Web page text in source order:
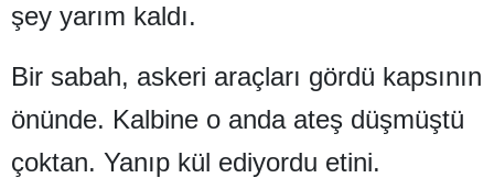
Muş
Nevşehir
Niğde
şey yarım kaldı.
Bir sabah, askeri araçları gördü kapsının
önünde. Kalbine o anda ateş düşmüştü
çoktan. Yanıp kül ediyordu etini.